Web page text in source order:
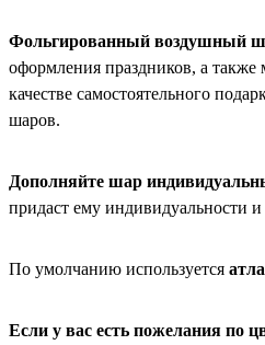
Фольгированный воздушный
оформления праздников, а также
качестве самостоятельного
шаров.
Дополняйте шар
придаст ему индивидуальности
По умолчанию используется
Если у вас есть пожелания по